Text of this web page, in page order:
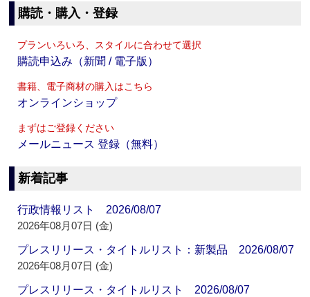
購読・購入・登録
プランいろいろ、スタイルに合わせて選択
購読申込み（新聞 / 電子版）
書籍、電子商材の購入はこちら
オンラインショップ
まずはご登録ください
メールニュース 登録（無料）
新着記事
行政情報リスト 2026/08/07
2026年08月07日 (金)
プレスリリース・タイトルリスト：新製品 2026/08/07
2026年08月07日 (金)
プレスリリース・タイトルリスト 2026/08/07